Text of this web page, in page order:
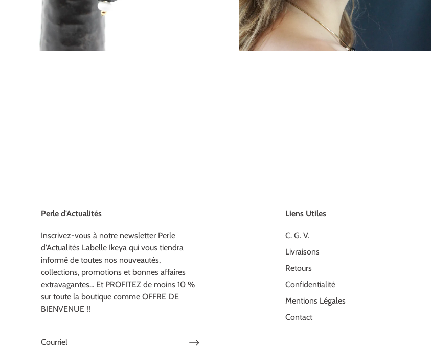
Perle d'Actualités
Inscrivez-vous à notre newsletter Perle
d'Actualités Labelle Ikeya qui vous tiendra
informé de toutes nos nouveautés,
collections, promotions et bonnes affaires
extravagantes... Et PROFITEZ de moins 10 %
sur toute la boutique comme OFFRE DE
BIENVENUE !!
Liens Utiles
C. G. V.
Livraisons
Retours
Confidentialité
Mentions Légales
Contact